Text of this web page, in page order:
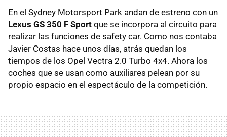
En el Sydney Motorsport Park andan de estreno con un
Lexus GS 350 F Sport que se incorpora al circuito para
realizar las funciones de safety car. Como nos contaba
Javier Costas hace unos días, atrás quedan los
tiempos de los Opel Vectra 2.0 Turbo 4x4. Ahora los
coches que se usan como auxiliares pelean por su
propio espacio en el espectáculo de la competición.